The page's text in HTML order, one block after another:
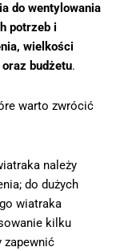
do wentylowania
potrzeb i
wielkości
budżetu.
warto zwrócić
należy
do dużych
wiatraka
kilku
zapewnić